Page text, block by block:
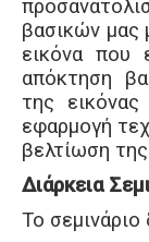
βασικών μας
εικόνα που
απόκτηση
της
εφαρμογή
βελτίωση
Διάρκεια
Το